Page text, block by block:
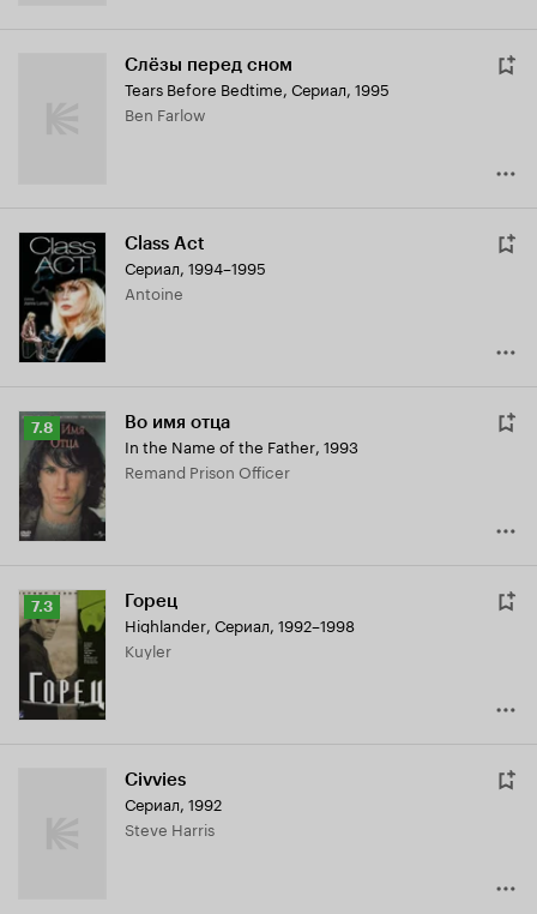
Слёзы перед сном
Tears Before Bedtime, Сериал, 1995
Ben Farlow
Class Act
Сериал, 1994–1995
Antoine
Рейтинг
Кинопоиска
7.8
7.8 Во имя отца
In the Name of the Father, 1993
Remand Prison Officer
Рейтинг
Кинопоиска
7.3
7.3 Горец
Highlander, Сериал, 1992–1998
Kuyler
Civvies
Сериал, 1992
Steve Harris